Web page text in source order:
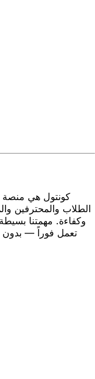
كونتول هي منصة
الطلاب والمحترفين
وكفاءة. مهمتنا
تعمل فوراً —